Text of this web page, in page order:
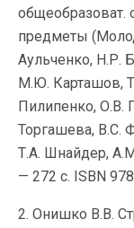
общеобразоват.
предметы
Аульченко, Н.Р.
М.Ю. Карташов,
Пилипенко, О.В.
Торгашева, В.С.
Т.А. Шнайдер,
— 272 с. ISBN
2. Онишко В.В.